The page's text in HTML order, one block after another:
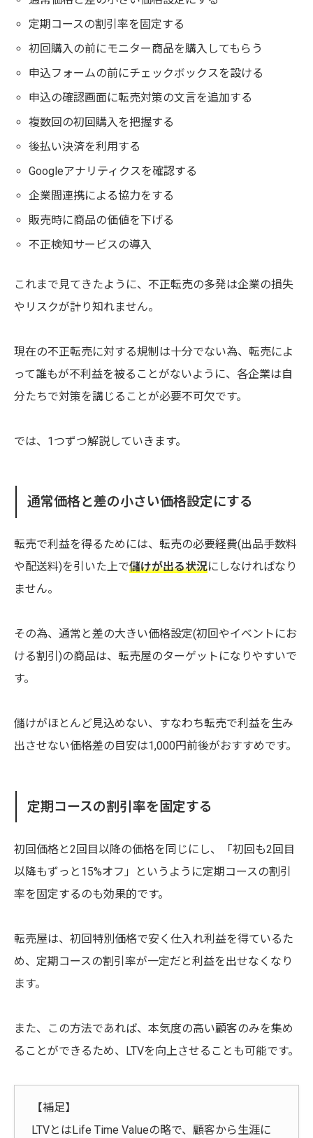
定期コースの割引率を固定する
初回購入の前にモニター商品を購入してもらう
申込フォームの前にチェックボックスを設ける
申込の確認画面に転売対策の文言を追加する
複数回の初回購入を把握する
後払い決済を利用する
Googleアナリティクスを確認する
企業間連携による協力をする
販売時に商品の価値を下げる
不正検知サービスの導入
これまで見てきたように、不正転売の多発は企業の損失
やリスクが計り知れません。
現在の不正転売に対する規制は十分でない為、転売によ
って誰もが不利益を被ることがないように、各企業は自
分たちで対策を講じることが必要不可欠です。
では、1つずつ解説していきます。
通常価格と差の小さい価格設定にする
転売で利益を得るためには、転売の必要経費(出品手数料
や配送料)を引いた上で儲けが出る状況にしなければなり
ません。
その為、通常と差の大きい価格設定(初回やイベントにお
ける割引)の商品は、転売屋のターゲットになりやすいで
す。
儲けがほとんど見込めない、すなわち転売で利益を生み
出させない価格差の目安は1,000円前後がおすすめです。
定期コースの割引率を固定する
初回価格と2回目以降の価格を同じにし、「初回も2回目
以降もずっと15%オフ」というように定期コースの割引
率を固定するのも効果的です。
転売屋は、初回特別価格で安く仕入れ利益を得ているた
め、定期コースの割引率が一定だと利益を出せなくなり
ます。
また、この方法であれば、本気度の高い顧客のみを集め
ることができるため、LTVを向上させることも可能です。
【補足】
LTVとはLife Time Valueの略で、顧客から生涯に